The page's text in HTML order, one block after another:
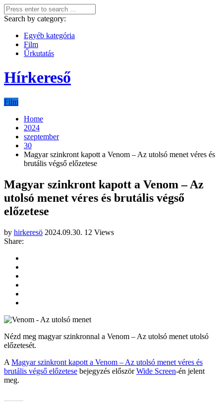
Search by category:
Egyéb kategória
Film
Űrkutatás
Hírkereső
Film
Home
2024
szeptember
30
Magyar szinkront kapott a Venom – Az utolsó menet véres és
brutális végső előzetese
Magyar szinkront kapott a Venom – Az
utolsó menet véres és brutális végső
előzetese
by hirkeresö 2024.09.30. 12 Views
Share:
Nézd meg magyar szinkronnal a Venom – Az utolsó menet utolsó
előzetesét.
A Magyar szinkront kapott a Venom – Az utolsó menet véres és
brutális végső előzetese bejegyzés előszörWide Screen-én jelent
meg.